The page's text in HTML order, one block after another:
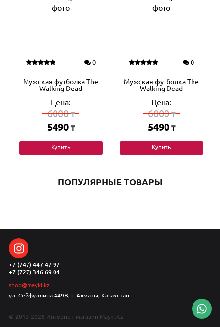
0
Мужская футболка The
Walking Dead
Цена:
6000₸
5490 ₸
Купить
0
Мужская футболка The
Walking Dead
Цена:
6000₸
5490 ₸
Купить
ПОПУЛЯРНЫЕ ТОВАРЫ
+7 (747) 447 47 97
+7 (727) 346 69 04
shop@mayki.kz
ул. Сейфуллина 449В, г. Алматы, Казахстан
© 2013-2026 Интернет-магазин Mayki.Kz